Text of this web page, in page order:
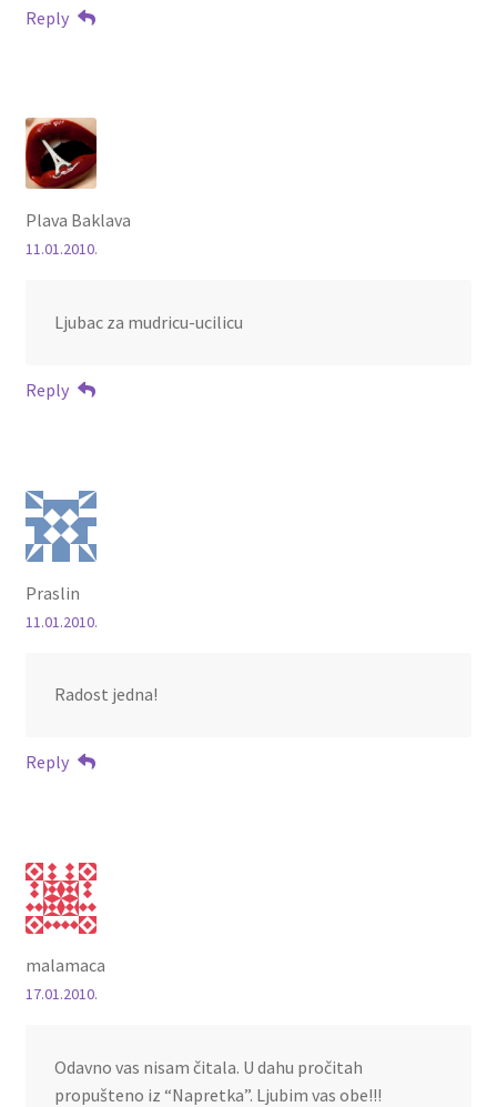
Reply
Plava Baklava
11.01.2010.
Ljubac za mudricu-ucilicu
Reply
Praslin
11.01.2010.
Radost jedna!
Reply
malamaca
17.01.2010.
Odavno vas nisam čitala. U dahu pročitah
propušteno iz “Napretka”. Ljubim vas obe!!!